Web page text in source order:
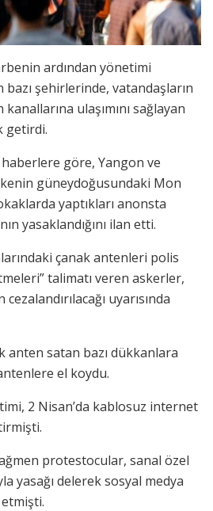
ardından yönetimi
şehirlerinde, vatandaşların
ulaşımını sağlayan
getirdi.
göre, Yangon ve
güneydoğusundaki Mon
yaptıkları anonsta
yasaklandığını ilan etti.
çanak antenleri polis
talimatı veren askerler,
uyarısında
anten satan bazı dükkanlara
el koydu.
2 Nisan’da kablosuz internet
protestocular, sanal özel
yasağı delerek sosyal medya
etmişti.